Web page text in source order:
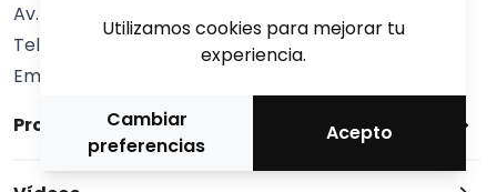
Av. Blondel, 64 25002 Lleida (Espanya)
Tel/Fax: +34 973 700 325
Email:
Programa
Utilizamos cookies para mejorar tu
experiencia.
Cambiar
preferencias
Acepto